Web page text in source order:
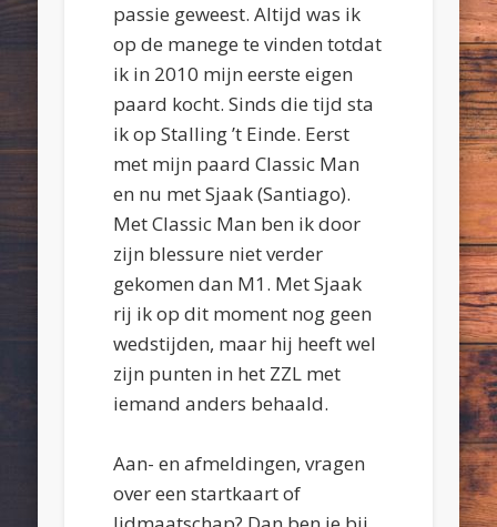
passie geweest. Altijd was ik
op de manege te vinden totdat
ik in 2010 mijn eerste eigen
paard kocht. Sinds die tijd sta
ik op Stalling ’t Einde. Eerst
met mijn paard Classic Man
en nu met Sjaak (Santiago).
Met Classic Man ben ik door
zijn blessure niet verder
gekomen dan M1. Met Sjaak
rij ik op dit moment nog geen
wedstijden, maar hij heeft wel
zijn punten in het ZZL met
iemand anders behaald.
Aan- en afmeldingen, vragen
over een startkaart of